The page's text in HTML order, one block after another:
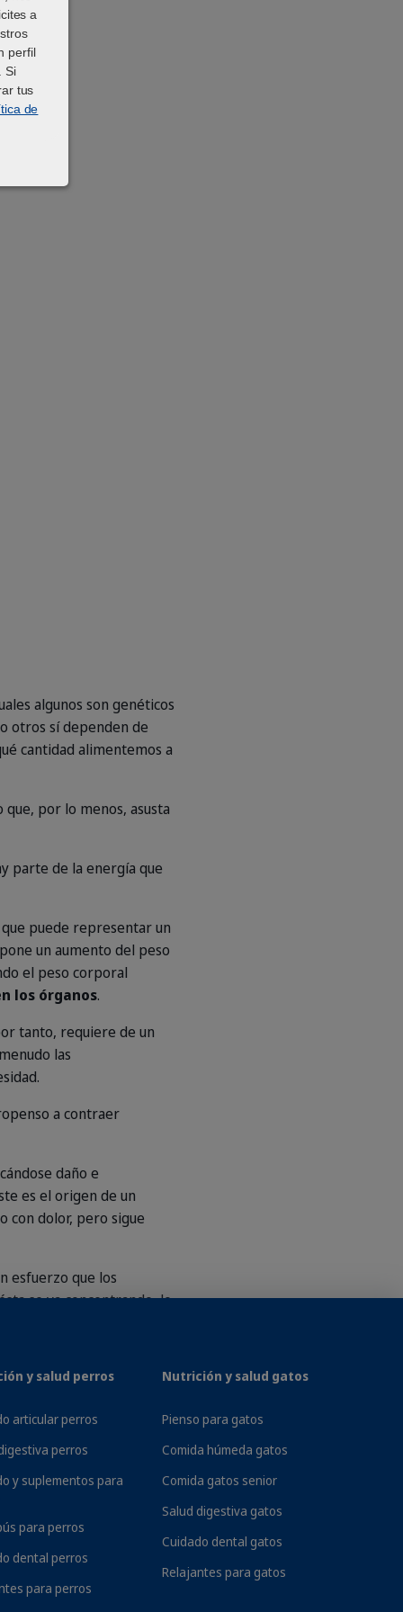
algunos son genéticos
otros sí dependen de
cantidad alimentemos a
que, por lo menos, asusta
parte de la energía que
puede representar un
un aumento del peso
el peso corporal
los órganos.
tanto, requiere de un
las
a contraer
daño e
es el origen de un
con dolor, pero sigue
esfuerzo que los
se va concentrando, lo
cuenta, dada su
es reversible. Así
ayudarle a mantenerse
CON LA
y salud perros
articular perros
perros
y suplementos para
para perros
dental perros
para perros
Nutrición y salud gatos
Pienso para gatos
Comida húmeda gatos
Comida gatos senior
Salud digestiva gatos
Cuidado dental gatos
Relajantes para gatos
a
perfil
Si
tus
de